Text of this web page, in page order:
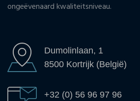
ongeëvenaard kwaliteitsniveau.
Dumolinlaan, 1
8500 Kortrijk (België)
+32 (0) 56 96 97 96